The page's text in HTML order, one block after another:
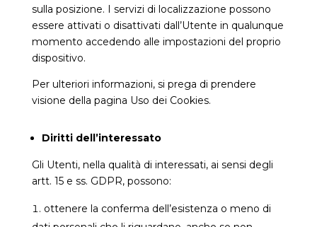
sulla posizione. I servizi di localizzazione possono
essere attivati o disattivati dall’Utente in qualunque
momento accedendo alle impostazioni del proprio
dispositivo.
Per ulteriori informazioni, si prega di prendere
visione della pagina Uso dei Cookies.
Diritti dell’interessato
Gli Utenti, nella qualità di interessati, ai sensi degli
artt. 15 e ss. GDPR, possono:
ottenere la conferma dell’esistenza o meno di